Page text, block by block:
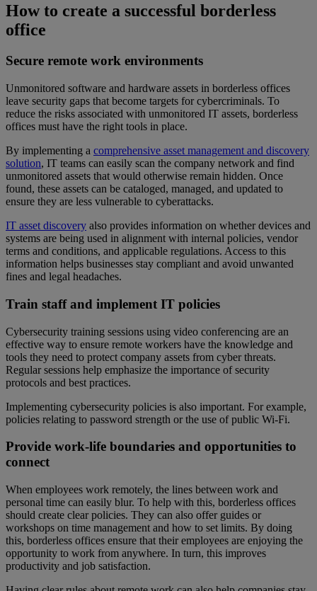
How to create a successful borderless
office
Secure remote work environments
Unmonitored software and hardware assets in borderless offices
leave security gaps that become targets for cybercriminals. To
reduce the risks associated with unmonitored IT assets, borderless
offices must have the right tools in place.
By implementing a comprehensive asset management and discovery
solution, IT teams can easily scan the company network and find
unmonitored assets that would otherwise remain hidden. Once
found, these assets can be cataloged, managed, and updated to
ensure they are less vulnerable to cyberattacks.
IT asset discovery also provides information on whether devices and
systems are being used in alignment with internal policies, vendor
terms and conditions, and applicable regulations. Access to this
information helps businesses stay compliant and avoid unwanted
fines and legal headaches.
Train staff and implement IT policies
Cybersecurity training sessions using video conferencing are an
effective way to ensure remote workers have the knowledge and
tools they need to protect company assets from cyber threats.
Regular sessions help emphasize the importance of security
protocols and best practices.
Implementing cybersecurity policies is also important. For example,
policies relating to password strength or the use of public Wi-Fi.
Provide work-life boundaries and opportunities to
connect
When employees work remotely, the lines between work and
personal time can easily blur. To help with this, borderless offices
should create clear policies. They can also offer guides or
workshops on time management and how to set limits. By doing
this, borderless offices ensure that their employees are enjoying the
opportunity to work from anywhere. In turn, this improves
productivity and job satisfaction.